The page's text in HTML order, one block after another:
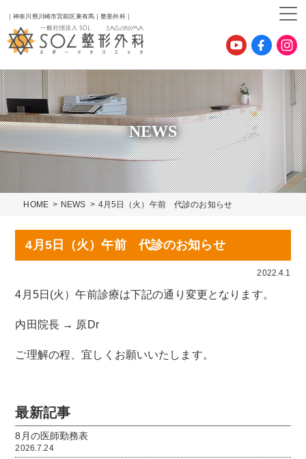
｜神奈川県川崎市宮前区東有馬｜整形外科｜
NEWS
HOME NEWS 4月5日（火）午前 代診のお知らせ
4月5日（火）午前 代診のお知らせ
2022.4.1
4月5日(火）午前診療は下記の通り変更となります。
内田院長 → 原Dr
ご理解の程、宜しくお願いいたします。
最新記事
8月の医師勤務表
2026.7.24